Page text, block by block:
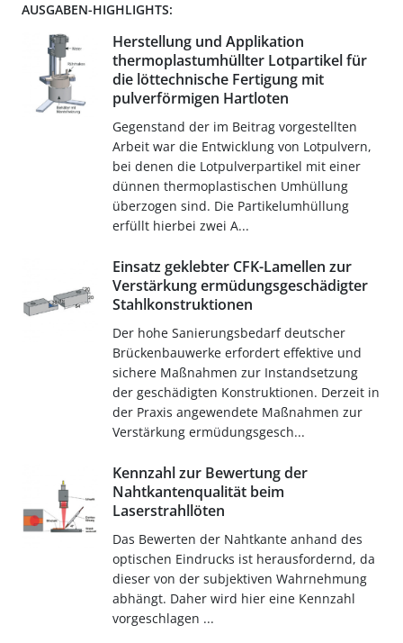
AUSGABEN-HIGHLIGHTS:
Herstellung und Applikation
thermoplastumhüllter Lotpartikel für
die löttechnische Fertigung mit
pulverförmigen Hartloten
Gegenstand der im Beitrag vorgestellten
Arbeit war die Entwicklung von Lotpulvern,
bei denen die Lotpulverpartikel mit einer
dünnen thermoplastischen Umhüllung
überzogen sind. Die Partikelumhüllung
erfüllt hierbei zwei A...
Einsatz geklebter CFK-Lamellen zur
Verstärkung ermüdungsgeschädigter
Stahlkonstruktionen
Der hohe Sanierungsbedarf deutscher
Brückenbauwerke erfordert effektive und
sichere Maßnahmen zur Instandsetzung
der geschädigten Konstruktionen. Derzeit in
der Praxis angewendete Maßnahmen zur
Verstärkung ermüdungsgesch...
Kennzahl zur Bewertung der
Nahtkantenqualität beim
Laserstrahllöten
Das Bewerten der Nahtkante anhand des
optischen Eindrucks ist herausfordernd, da
dieser von der subjektiven Wahrnehmung
abhängt. Daher wird hier eine Kennzahl
vorgeschlagen ...